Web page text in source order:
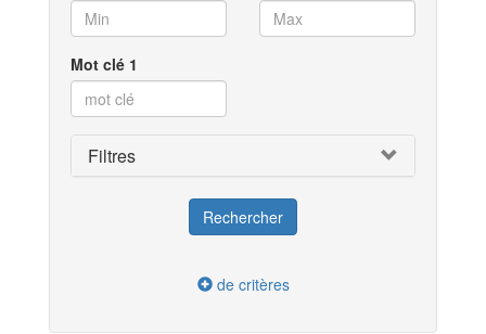
Mot clé 1
Filtres
de critères